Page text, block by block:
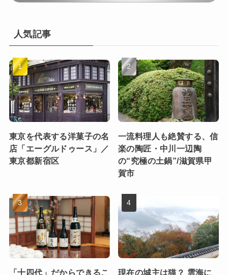
人気記事
東京を代表する洋菓子の名
店「エーグルドゥース」／
東京都新宿区
一流料理人も絶賛する、信
楽の陶匠・中川一辺陶
の“究極の土鍋”/滋賀県甲
賀市
「十四代」だからできるこ
現在の城主は猫？ 雲海に